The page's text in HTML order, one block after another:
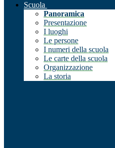
Scuola
Panoramica
Presentazione
I luoghi
Le persone
I numeri della scuola
Le carte della scuola
Organizzazione
La storia